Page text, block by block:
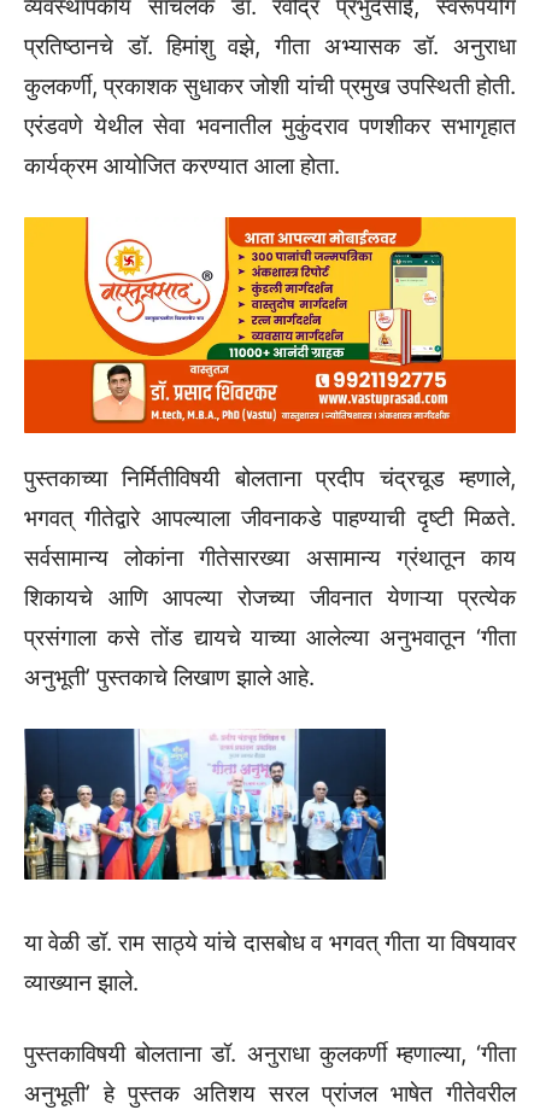
व्यवस्थापकीय सांचलक डॉ. रवींद्र प्रभुदेसाई, स्वरूपयोग
प्रतिष्ठानचे डॉ. हिमांशु वझे, गीता अभ्यासक डॉ. अनुराधा
कुलकर्णी, प्रकाशक सुधाकर जोशी यांची प्रमुख उपस्थिती होती.
एरंडवणे येथील सेवा भवनातील मुकुंदराव पणशीकर सभागृहात
कार्यक्रम आयोजित करण्यात आला होता.
पुस्तकाच्या निर्मितीविषयी बोलताना प्रदीप चंद्रचूड म्हणाले,
भगवत्‌‍ गीतेद्वारे आपल्याला जीवनाकडे पाहण्याची दृष्टी मिळते.
सर्वसामान्य लोकांना गीतेसारख्या असामान्य ग्रंथातून काय
शिकायचे आणि आपल्या रोजच्या जीवनात येणाऱ्या प्रत्येक
प्रसंगाला कसे तोंड द्यायचे याच्या आलेल्या अनुभवातून ‌‘गीता
अनुभूती‌’ पुस्तकाचे लिखाण झाले आहे.
या वेळी डॉ. राम साठ्ये यांचे दासबोध व भगवत्‌‍ गीता या विषयावर
व्याख्यान झाले.
पुस्तकाविषयी बोलताना डॉ. अनुराधा कुलकर्णी म्हणाल्या, ‌‘गीता
अनुभूती‌’ हे पुस्तक अतिशय सरल प्रांजल भाषेत गीतेवरील